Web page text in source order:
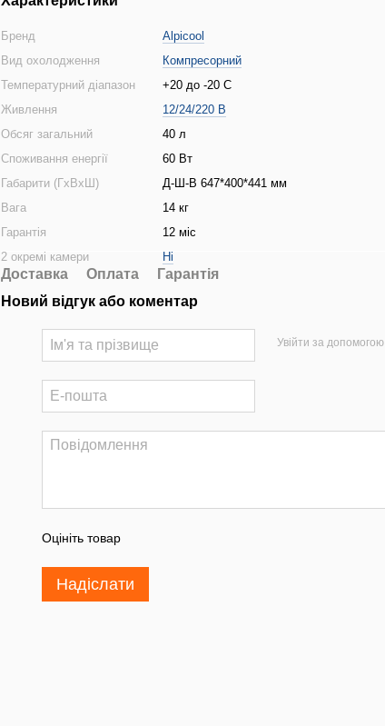
Бренд
Alpicool
Вид охолодження
Компресорний
Температурний діапазон
+20 до -20 С
Живлення
12/24/220 В
Обсяг загальний
40 л
Споживання енергії
60 Вт
Габарити (ГхВхШ)
Д-Ш-В 647*400*441 мм
Вага
14 кг
Гарантія
12 міс
2 окремі камери
Ні
Доставка Оплата
Гарантія
Новий відгук або коментар
Увійти за допомогою
Оцініть товар
Надіслати